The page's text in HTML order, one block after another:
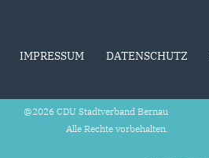
IMPRESSUM DATENSCHUTZ
@2026 CDU Stadtverband Bernau
Alle Rechte vorbehalten.